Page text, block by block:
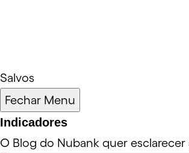
Salvos
Fechar Menu
Indicadores
O Blog do Nubank quer